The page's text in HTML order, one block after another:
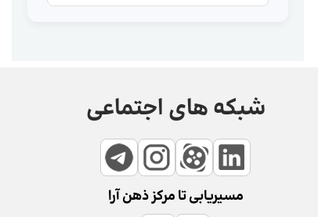
شبکه های اجتماعی
مسیریابی تا مرکز ذهن آرا